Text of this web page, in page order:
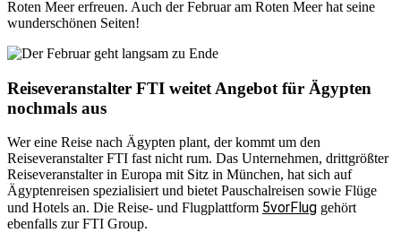
Roten Meer erfreuen. Auch der Februar am Roten Meer hat seine
wunderschönen Seiten!
Reiseveranstalter FTI weitet Angebot für Ägypten
nochmals aus
Wer eine Reise nach Ägypten plant, der kommt um den
Reiseveranstalter FTI fast nicht rum. Das Unternehmen, drittgrößter
Reiseveranstalter in Europa mit Sitz in München, hat sich auf
Ägyptenreisen spezialisiert und bietet Pauschalreisen sowie Flüge
und Hotels an. Die Reise- und Flugplattform 5vorFlug gehört
ebenfalls zur FTI Group.